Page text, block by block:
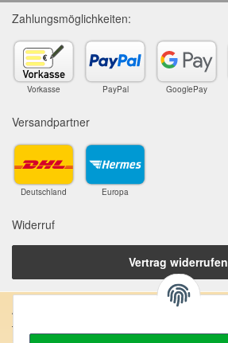
Zahlungsmöglichkeiten:
Vorkasse PayPal GooglePay
Versandpartner
Deutschland Europa
Widerruf
Vertrag widerrufen
Anschrift: